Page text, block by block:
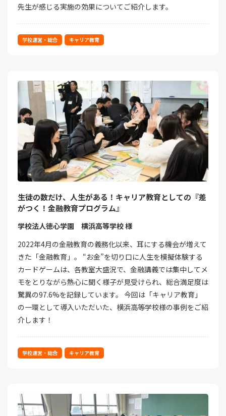
先生が感じる実施の効果についてご紹介します。
学校運営・総合 キャリア教育
生徒の数だけ、人生がある！キャリア教育としての『差
がつく！金融教育プログラム』
学校法人徳心学園 横浜高等学校 様
2022年4月の金融教育の義務化以来、耳にする機会が増えて
きた「金融教育」。 “お金”を切り口に人生を模擬体験する
カードゲームは、各教室大盛況で、金融講義では集中してメ
モをとりながら熱心に聞く様子が見受けられ、総合満足度は
驚異の97.6%を記録しています。 今回は「キャリア教育」
の一環として導入いただいた、横浜高等学校様の事例をご紹
介します！
学校運営・総合 キャリア教育